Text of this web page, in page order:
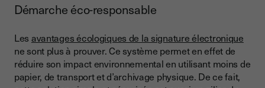
Démarche éco-responsable
Les avantages écologiques de la signature électronique
ne sont plus à prouver. Ce système permet en effet de
réduire son impact environnemental en utilisant moins de
papier, de transport et d’archivage physique. De ce fait,